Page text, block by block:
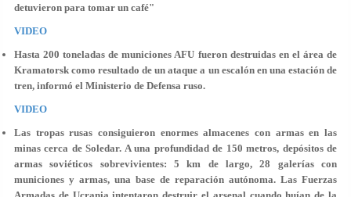
detuvieron para tomar un café"
VIDEO
Hasta 200 toneladas de municiones AFU fueron destruidas en el área de
Kramatorsk como resultado de un ataque a un escalón en una estación de
tren, informó el Ministerio de Defensa ruso.
VIDEO
Las tropas rusas consiguieron enormes almacenes con armas en las
minas cerca de Soledar. A una profundidad de 150 metros, depósitos de
armas soviéticos sobrevivientes: 5 km de largo, 28 galerías con
municiones y armas, una base de reparación autónoma. Las Fuerzas